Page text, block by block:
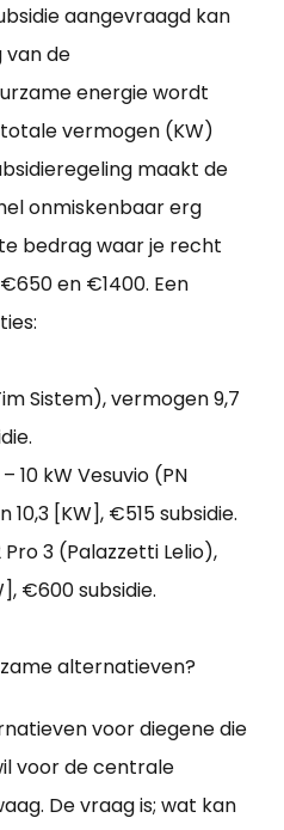
aangevraagd kan
van de
energie wordt
vermogen (KW)
maakt de
onmiskenbaar erg
bedrag waar je recht
en €1400. Een
Sistem), vermogen 9,7
10 kW Vesuvio (PN
[KW], €515 subsidie.
Pro 3 (Palazzetti Lelio),
€600 subsidie.
alternatieven?
voor diegene die
voor de centrale
De vraag is; wat kan